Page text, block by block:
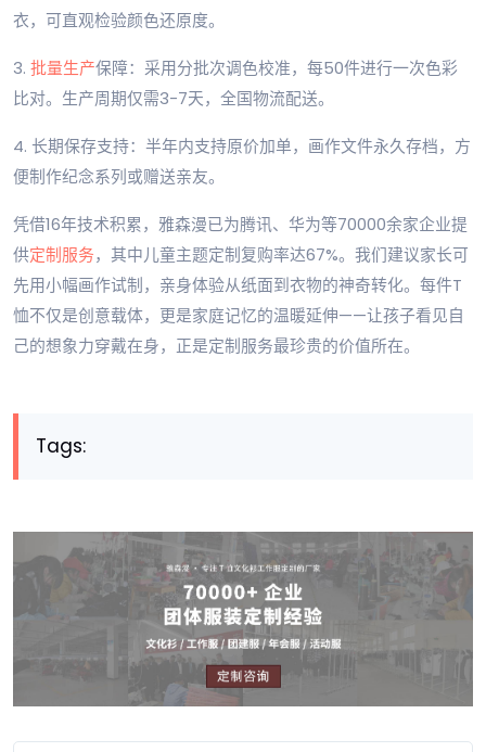
衣，可直观检验颜色还原度。
3. 批量生产保障：采用分批次调色校准，每50件进行一次色彩
比对。生产周期仅需3-7天，全国物流配送。
4. 长期保存支持：半年内支持原价加单，画作文件永久存档，方
便制作纪念系列或赠送亲友。
凭借16年技术积累，雅森漫已为腾讯、华为等70000余家企业提
供定制服务，其中儿童主题定制复购率达67%。我们建议家长可
先用小幅画作试制，亲身体验从纸面到衣物的神奇转化。每件T
恤不仅是创意载体，更是家庭记忆的温暖延伸——让孩子看见自
己的想象力穿戴在身，正是定制服务最珍贵的价值所在。
Tags: